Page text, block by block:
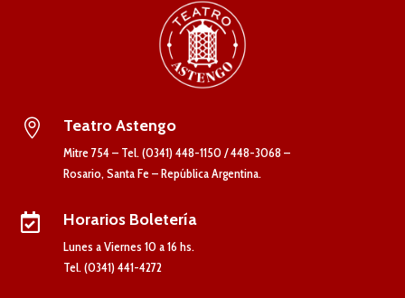
 Teatro Astengo
Mitre 754 – Tel. (0341) 448-1150 / 448-3068 –
Rosario, Santa Fe – República Argentina.
 Horarios Boletería
Lunes a Viernes 10 a 16 hs.
Tel. (0341) 441-4272